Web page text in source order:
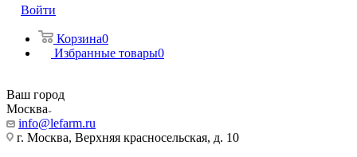
Войти
Корзина0
Избранные товары0
Ваш город
Москва
info@lefarm.ru
г. Москва, Верхняя красносельская, д. 10